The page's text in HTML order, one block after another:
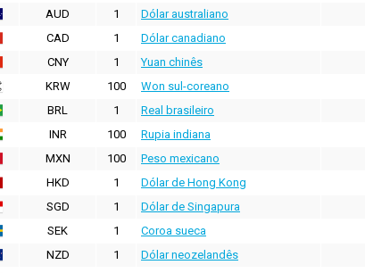
AUD
1 Dólar australiano
CAD
1 Dólar canadiano
CNY
1 Yuan chinês
KRW
100 Won sul-coreano
BRL
1 Real brasileiro
INR
100 Rupia indiana
MXN
100 Peso mexicano
HKD
1 Dólar de Hong Kong
SGD
1 Dólar de Singapura
SEK
1 Coroa sueca
NZD
1 Dólar neozelandês